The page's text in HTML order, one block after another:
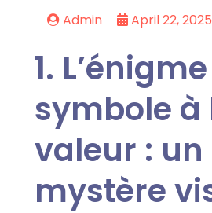
Admin April 22, 2025
1.
symbole à
valeur : un
mystère